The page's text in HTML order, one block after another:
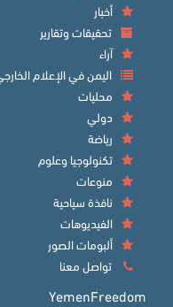
أخبار
تحقيقات وتقارير
آراء
اليمن في الإعلام
محليات
دولي
رياضة
تكنولوجيا وعلوم
منوعات
نافذة سياحية
الفيديوهات
ألبومات الصور
تواصل معنا
YemenFreedom